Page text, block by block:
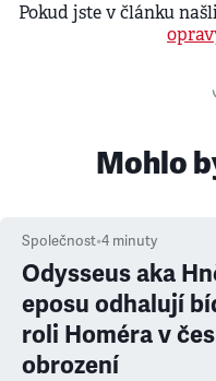
Pokud jste v článku
Mohlo
Společnost•4 minuty
Odysseus aka
eposu odhalují
roli Homéra v
obrození